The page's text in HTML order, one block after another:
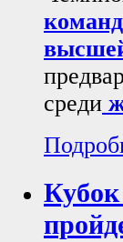
среди